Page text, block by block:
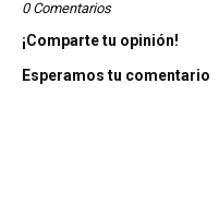
0 Comentarios
¡Comparte tu opinión!
Esperamos tu comentario